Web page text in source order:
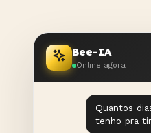
Bee-IA
Online agora
Quantos
tenho pra